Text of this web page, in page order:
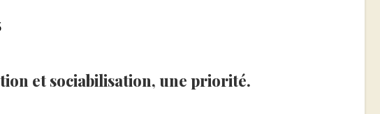
et sociabilisation, une priorité.